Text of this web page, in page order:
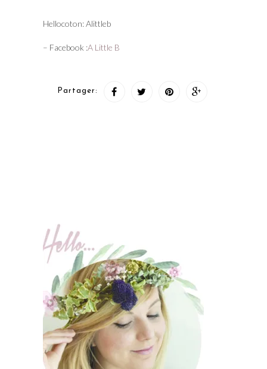
Hellocoton: Alittleb
– Facebook :A Little B
Partager: